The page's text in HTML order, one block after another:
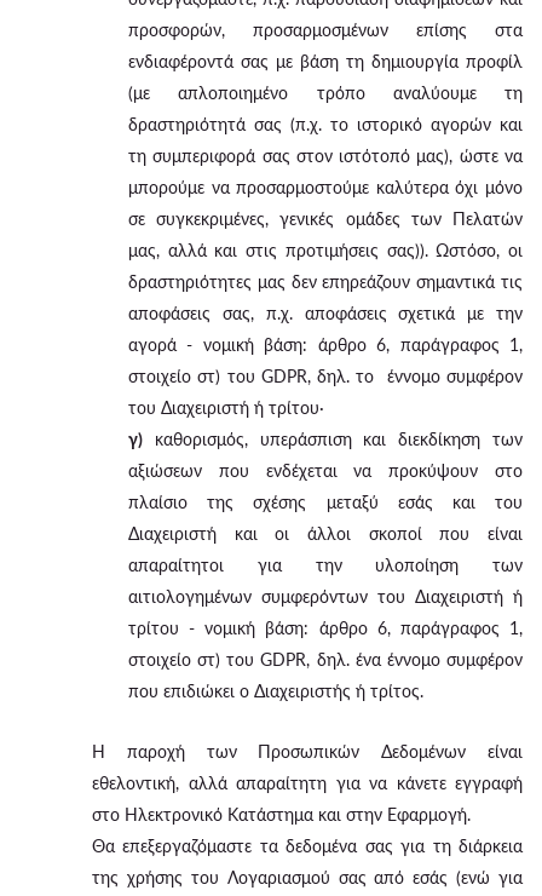
προσφορών, προσαρμοσμένων επίσης στα
ενδιαφέροντά σας με βάση τη δημιουργία προφίλ
(με απλοποιημένο τρόπο αναλύουμε τη
δραστηριότητά σας (π.χ. το ιστορικό αγορών και
τη συμπεριφορά σας στον ιστότοπό μας), ώστε να
μπορούμε να προσαρμοστούμε καλύτερα όχι μόνο
σε συγκεκριμένες, γενικές ομάδες των Πελατών
μας, αλλά και στις προτιμήσεις σας)). Ωστόσο, οι
δραστηριότητες μας δεν επηρεάζουν σημαντικά τις
αποφάσεις σας, π.χ. αποφάσεις σχετικά με την
αγορά - νομική βάση: άρθρο 6, παράγραφος 1,
στοιχείο στ) του GDPR, δηλ. το έννομο συμφέρον
του Διαχειριστή ή τρίτου·
γ) καθορισμός, υπεράσπιση και διεκδίκηση των
αξιώσεων που ενδέχεται να προκύψουν στο
πλαίσιο της σχέσης μεταξύ εσάς και του
Διαχειριστή και οι άλλοι σκοποί που είναι
απαραίτητοι για την υλοποίηση των
αιτιολογημένων συμφερόντων του Διαχειριστή ή
τρίτου - νομική βάση: άρθρο 6, παράγραφος 1,
στοιχείο στ) του GDPR, δηλ. ένα έννομο συμφέρον
που επιδιώκει ο Διαχειριστής ή τρίτος.
Η παροχή των Προσωπικών Δεδομένων είναι
εθελοντική, αλλά απαραίτητη για να κάνετε εγγραφή
στο Ηλεκτρονικό Κατάστημα και στην Εφαρμογή.
Θα επεξεργαζόμαστε τα δεδομένα σας για τη διάρκεια
της χρήσης του Λογαριασμού σας από εσάς (ενώ για